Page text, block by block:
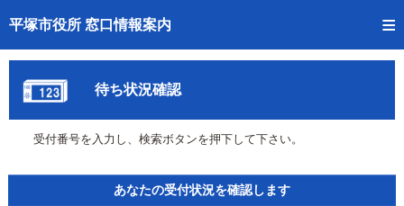
平塚市役所 窓口情報案内
トップページへ
ご利用方法
事前予約
予約状況確認
待ち状況確認
受付番号を入力し、検索ボタンを押下して下さい。
あなたの受付状況を確認します